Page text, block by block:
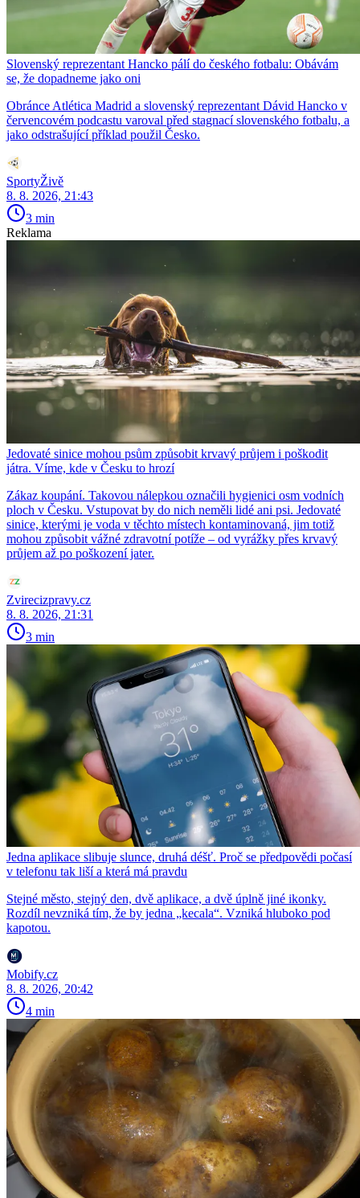
Slovenský reprezentant Hancko pálí do českého fotbalu: Obávám
se, že dopadneme jako oni
Obránce Atlética Madrid a slovenský reprezentant Dávid Hancko v
červencovém podcastu varoval před stagnací slovenského fotbalu, a
jako odstrašující příklad použil Česko.
SportyŽivě
8. 8. 2026, 21:43
3 min
Reklama
Jedovaté sinice mohou psům způsobit krvavý průjem i poškodit
játra. Víme, kde v Česku to hrozí
Zákaz koupání. Takovou nálepkou označili hygienici osm vodních
ploch v Česku. Vstupovat by do nich neměli lidé ani psi. Jedovaté
sinice, kterými je voda v těchto místech kontaminovaná, jim totiž
mohou způsobit vážné zdravotní potíže – od vyrážky přes krvavý
průjem až po poškození jater.
Zvirecizpravy.cz
8. 8. 2026, 21:31
3 min
Jedna aplikace slibuje slunce, druhá déšť. Proč se předpovědi počasí
v telefonu tak liší a která má pravdu
Stejné město, stejný den, dvě aplikace, a dvě úplně jiné ikonky.
Rozdíl nevzniká tím, že by jedna „kecala“. Vzniká hluboko pod
kapotou.
Mobify.cz
8. 8. 2026, 20:42
4 min